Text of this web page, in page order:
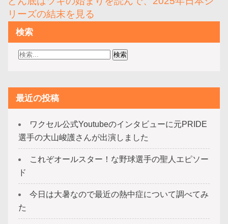
ー
シ
ョ
ン
リーズの結末を見る
検索
最近の投稿
ワクセル公式Youtubeのインタビューに元PRIDE
選手の大山峻護さんが出演しました
これぞオールスター！な野球選手の聖人エピソー
ド
今日は大暑なので最近の熱中症について調べてみ
た